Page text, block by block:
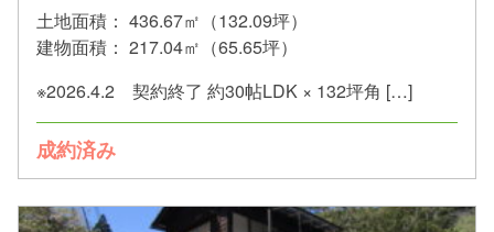
土地面積： 436.67㎡（132.09坪）
建物面積： 217.04㎡（65.65坪）
※2026.4.2 契約終了 約30帖LDK × 132坪角 […]
成約済み